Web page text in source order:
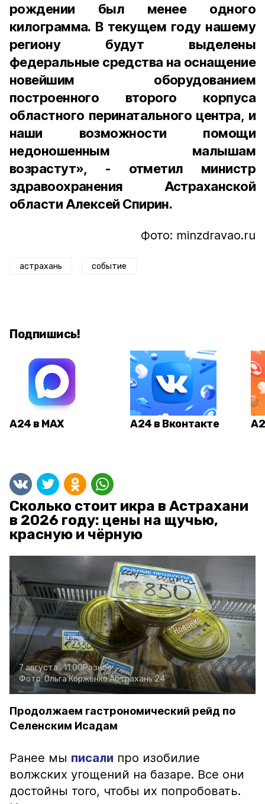
рождении был менее одного
килограмма. В текущем году нашему
региону будут выделены
федеральные средства на оснащение
новейшим оборудованием
построенного второго корпуса
областного перинатального центра, и
наши возможности помощи
недоношенным малышам
возрастут», - отметил министр
здравоохранения Астраханской
области Алексей Спирин.
Фото: minzdravao.ru
астрахань событие
Подпишись!
А24 в MAX А24 в Вконтакте
Сколько стоит икра в Астрахани
в 2026 году: цены на щучью,
красную и чёрную
7 августа , 11:00Разное
Фото:Ольга КорженкоАстрахань 24
Продолжаем гастрономический рейд по
Селенским Исадам
Ранее мы писали про изобилие
волжских угощений на базаре. Все они
достойны того, чтобы их попробовать.